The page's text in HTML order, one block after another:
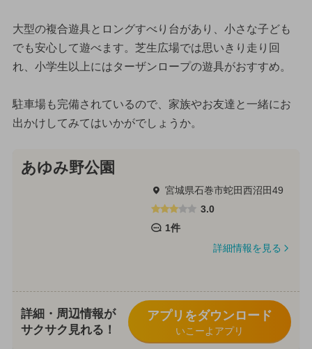
大型の複合遊具とロングすべり台があり、小さな子ども
でも安心して遊べます。芝生広場では思いきり走り回
れ、小学生以上にはターザンロープの遊具がおすすめ。
駐車場も完備されているので、家族やお友達と一緒にお
出かけしてみてはいかがでしょうか。
あゆみ野公園
宮城県石巻市蛇田西沼田49
3.0
1件
詳細情報を見る
詳細・周辺情報が
サクサク見れる！
アプリをダウンロード
いこーよアプリ